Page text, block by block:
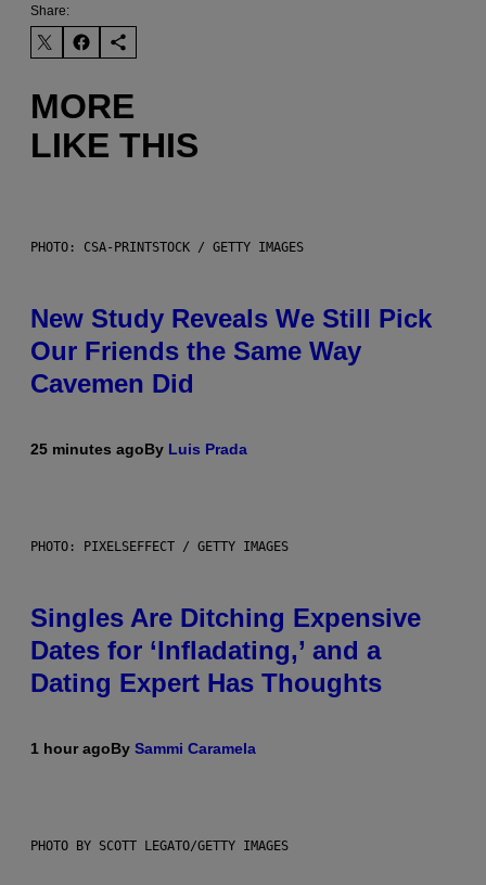
Share:
MORE
LIKE THIS
PHOTO: CSA-PRINTSTOCK / GETTY IMAGES
New Study Reveals We Still Pick
Our Friends the Same Way
Cavemen Did
25 minutes agoBy Luis Prada
PHOTO: PIXELSEFFECT / GETTY IMAGES
Singles Are Ditching Expensive
Dates for ‘Infladating,’ and a
Dating Expert Has Thoughts
1 hour agoBy Sammi Caramela
PHOTO BY SCOTT LEGATO/GETTY IMAGES